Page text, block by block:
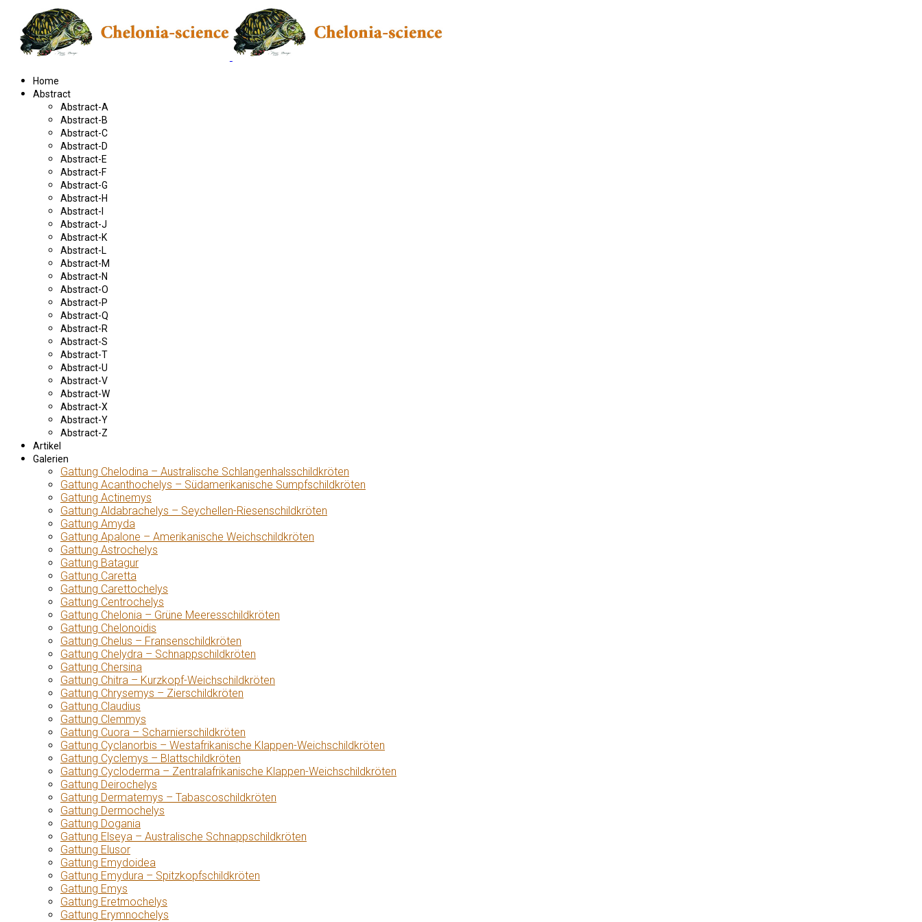
Home
Abstract
Abstract-A
Abstract-B
Abstract-C
Abstract-D
Abstract-E
Abstract-F
Abstract-G
Abstract-H
Abstract-I
Abstract-J
Abstract-K
Abstract-L
Abstract-M
Abstract-N
Abstract-O
Abstract-P
Abstract-Q
Abstract-R
Abstract-S
Abstract-T
Abstract-U
Abstract-V
Abstract-W
Abstract-X
Abstract-Y
Abstract-Z
Artikel
Galerien
Gattung Chelodina – Australische Schlangenhalsschildkröten
Gattung Acanthochelys – Südamerikanische Sumpfschildkröten
Gattung Actinemys
Gattung Aldabrachelys – Seychellen-Riesenschildkröten
Gattung Amyda
Gattung Apalone – Amerikanische Weichschildkröten
Gattung Astrochelys
Gattung Batagur
Gattung Caretta
Gattung Carettochelys
Gattung Centrochelys
Gattung Chelonia – Grüne Meeresschildkröten
Gattung Chelonoidis
Gattung Chelus – Fransenschildkröten
Gattung Chelydra – Schnappschildkröten
Gattung Chersina
Gattung Chitra – Kurzkopf-Weichschildkröten
Gattung Chrysemys – Zierschildkröten
Gattung Claudius
Gattung Clemmys
Gattung Cuora – Scharnierschildkröten
Gattung Cyclanorbis – Westafrikanische Klappen-Weichschildkröten
Gattung Cyclemys – Blattschildkröten
Gattung Cycloderma – Zentralafrikanische Klappen-Weichschildkröten
Gattung Deirochelys
Gattung Dermatemys – Tabascoschildkröten
Gattung Dermochelys
Gattung Dogania
Gattung Elseya – Australische Schnappschildkröten
Gattung Elusor
Gattung Emydoidea
Gattung Emydura – Spitzkopfschildkröten
Gattung Emys
Gattung Eretmochelys
Gattung Erymnochelys